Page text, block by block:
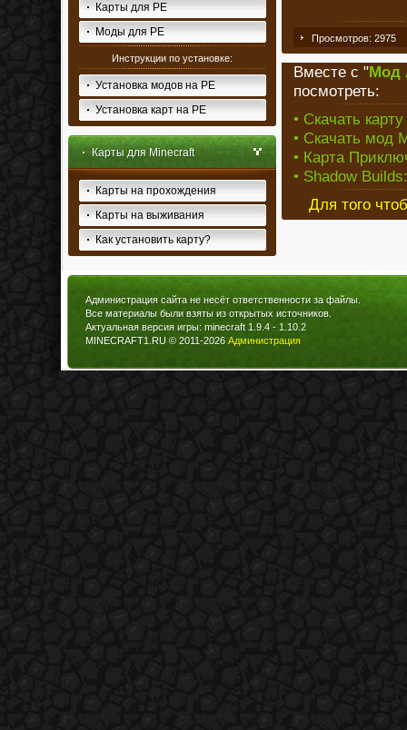
Карты для PE
Моды для PE
Инструкции по установке:
Установка модов на PE
Установка карт на PE
Карты для Minecraft
Карты на прохождения
Карты на выживания
Как установить карту?
Просмотров: 2975
Вместе с "Мод
посмотреть:
• Скачать
• Скачать мод
• Карта
• Shadow
Для того
Администрация сайта не несёт ответственности за файлы.
Все материалы были взяты из открытых источников.
Актуальная версия игры: minecraft 1.9.4 - 1.10.2
MINECRAFT1.RU © 2011-2026 Администрация